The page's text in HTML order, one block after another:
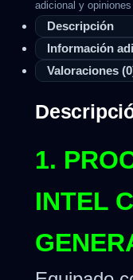
adicional y
Descripción
Información
Valoraciones
1.
INTEL